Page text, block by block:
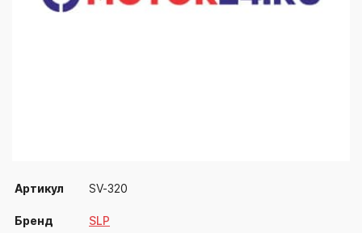
Артикул SV-320
Бренд SLP